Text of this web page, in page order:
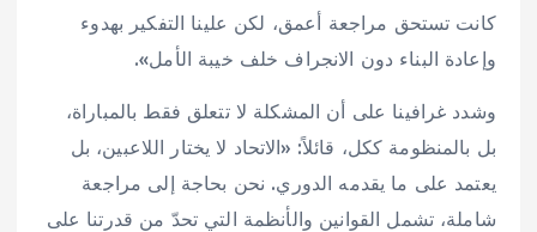
كانت تستحق مراجعة أعمق، لكن علينا التفكير بهدوء
وإعادة البناء دون الانجراف خلف خيبة الأمل».
وشدد غرافينا على أن المشكلة لا تتعلق فقط بالمباراة،
بل بالمنظومة ككل، قائلاً: «الاتحاد لا يختار اللاعبين، بل
يعتمد على ما يقدمه الدوري. نحن بحاجة إلى مراجعة
شاملة، تشمل القوانين والأنظمة التي تحدّ من قدرتنا على